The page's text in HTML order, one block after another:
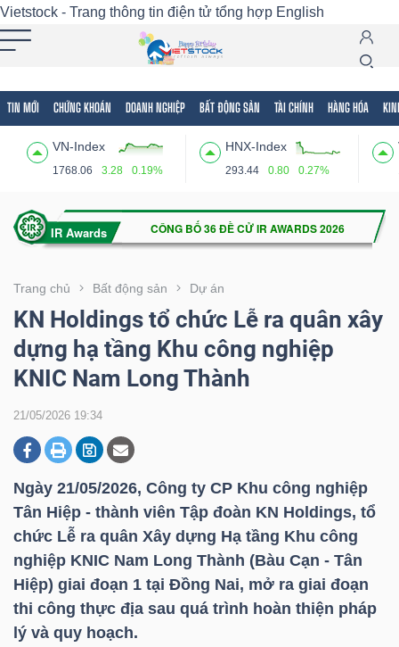
Vietstock - Trang thông tin điện tử tổng hợp English
TIN MỚI CHỨNG KHOÁN DOANH NGHIỆP BẤT ĐỘNG SẢN TÀI CHÍNH HÀNG HÓA
VN-Index
1768.06 3.28 0.19%
HNX-Index
293.44 0.80 0.27%
Trang chủ Bất động sản Dự án
KN Holdings tổ chức Lễ ra quân xây
dựng hạ tầng Khu công nghiệp
KNIC Nam Long Thành
21/05/2026 19:34
Ngày 21/05/2026, Công ty CP Khu công nghiệp
Tân Hiệp - thành viên Tập đoàn KN Holdings, tổ
chức Lễ ra quân Xây dựng Hạ tầng Khu công
nghiệp KNIC Nam Long Thành (Bàu Cạn - Tân
Hiệp) giai đoạn 1 tại Đồng Nai, mở ra giai đoạn
thi công thực địa sau quá trình hoàn thiện pháp
lý và quy hoạch.
Tất cả Tính năng Ngành Mã chứng khoán
Tính
(-)
VIETSTOCK
CHỨNG
KHOÁN
DOANH
NGHIỆP
BẤT
ĐỘNG
SẢN